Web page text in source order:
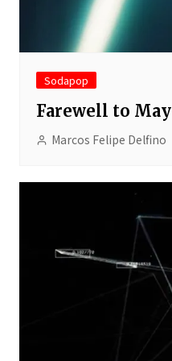
Sodapop
Farewell to May
Marcos Felipe Delfino